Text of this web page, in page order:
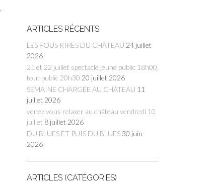
ARTICLES RÉCENTS
LES FOUS RIRES DU CHÂTEAU 24 juillet
2026
21 et 22 juillet spectacle jeune public 18h00,
tout public 20h30 20 juillet 2026
SEMAINE CHARGÉE AU CHÂTEAU 11
juillet 2026
venez vous relaxer au château vendredi 10
juillet 8 juillet 2026
DU BLUES ET PUIS DU BLUES30 juin
2026
ARTICLES (CATÉGORIES)